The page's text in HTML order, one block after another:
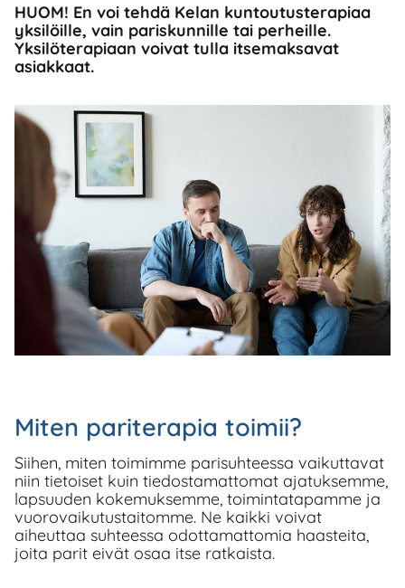
HUOM! En voi tehdä Kelan kuntoutusterapiaa
yksilöille, vain pariskunnille tai perheille.
Yksilöterapiaan voivat tulla itsemaksavat
asiakkaat.
Miten pariterapia toimii?
Siihen, miten toimimme parisuhteessa vaikuttavat
niin tietoiset kuin tiedostamattomat ajatuksemme,
lapsuuden kokemuksemme, toimintatapamme ja
vuorovaikutustaitomme. Ne kaikki voivat
aiheuttaa suhteessa odottamattomia haasteita,
joita parit eivät osaa itse ratkaista.